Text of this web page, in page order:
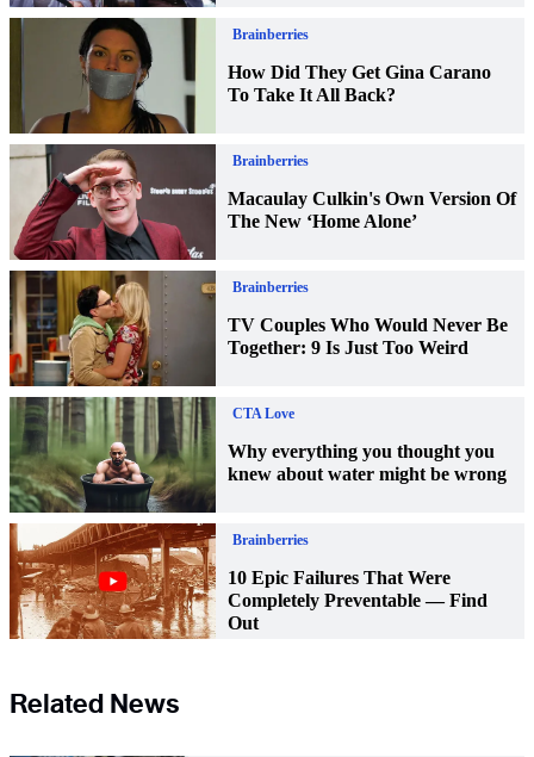
Related News